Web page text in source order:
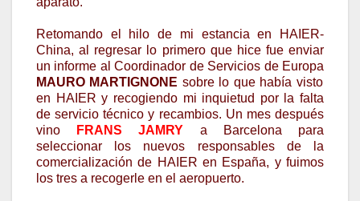
Retomando el hilo de mi estancia en HAIER-
China, al regresar lo primero que hice fue enviar
un informe al Coordinador de Servicios de Europa
MAURO MARTIGNONE sobre lo que había visto
en HAIER y recogiendo mi inquietud por la falta
de servicio técnico y recambios. Un mes después
vino
FRANS JAMRY
a Barcelona para
seleccionar los nuevos responsables de la
comercialización de HAIER en España, y fuimos
los tres a recogerle en el aeropuerto.